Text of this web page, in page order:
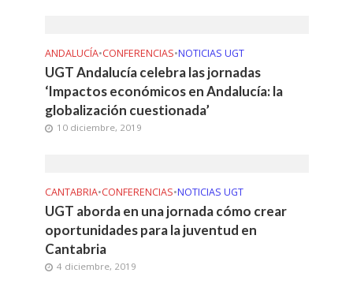
ANDALUCÍA•CONFERENCIAS•NOTICIAS UGT
UGT Andalucía celebra las jornadas
‘Impactos económicos en Andalucía: la
globalización cuestionada’
10 diciembre, 2019
CANTABRIA•CONFERENCIAS•NOTICIAS UGT
UGT aborda en una jornada cómo crear
oportunidades para la juventud en
Cantabria
4 diciembre, 2019